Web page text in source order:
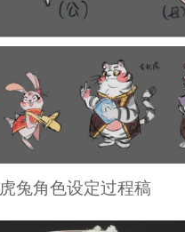
虎兔角色设定过程稿